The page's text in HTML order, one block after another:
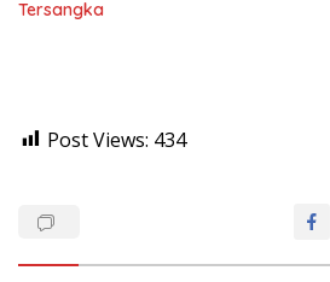
Tersangka
Post Views: 434